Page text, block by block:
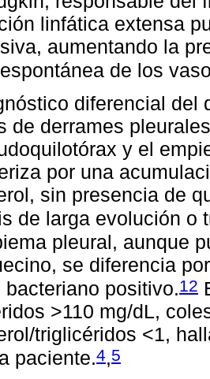
linfática extensa
aumentando la
de los
diferencial del
de derrames
y el
por una
sin presencia de
de larga evolución o
pleural, aunque
se diferencia
bacteriano positivo.12
>110 mg/dL,
triglicéridos <1,
paciente.4,5